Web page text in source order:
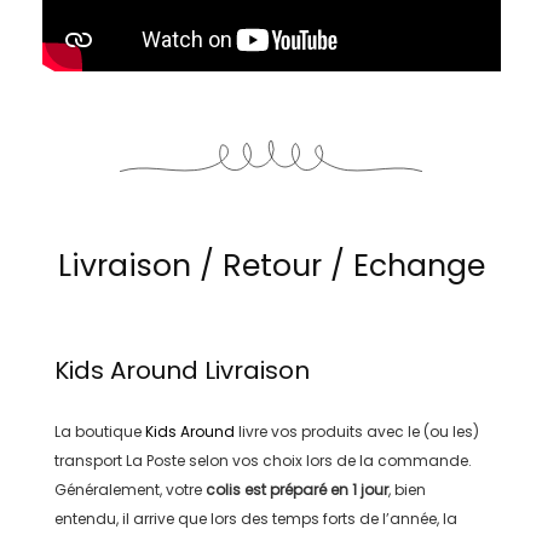
Livraison / Retour / Echange
Kids Around Livraison
La boutiqueKids Around livre vos produits avec le (ou les)
transportLa Posteselon vos choix lors de la commande.
Généralement, votre colis est préparé en1 jour, bien
entendu, il arrive que lors des temps forts de l’année, la